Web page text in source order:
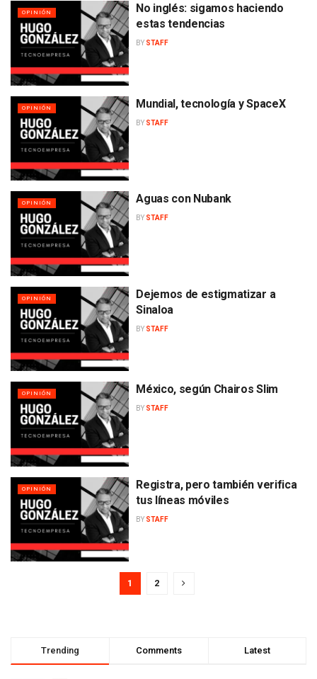
OPINIÓN
No inglés: sigamos haciendo
estas tendencias
BY STAFF
OPINIÓN Mundial, tecnología y SpaceX
BY STAFF
OPINIÓN Aguas con Nubank
BY STAFF
OPINIÓN
Dejemos de estigmatizar a
Sinaloa
BY STAFF
OPINIÓN México, según Chairos Slim
BY STAFF
OPINIÓN
Registra, pero también verifica
tus líneas móviles
BY STAFF
1 2
Trending Comments Latest